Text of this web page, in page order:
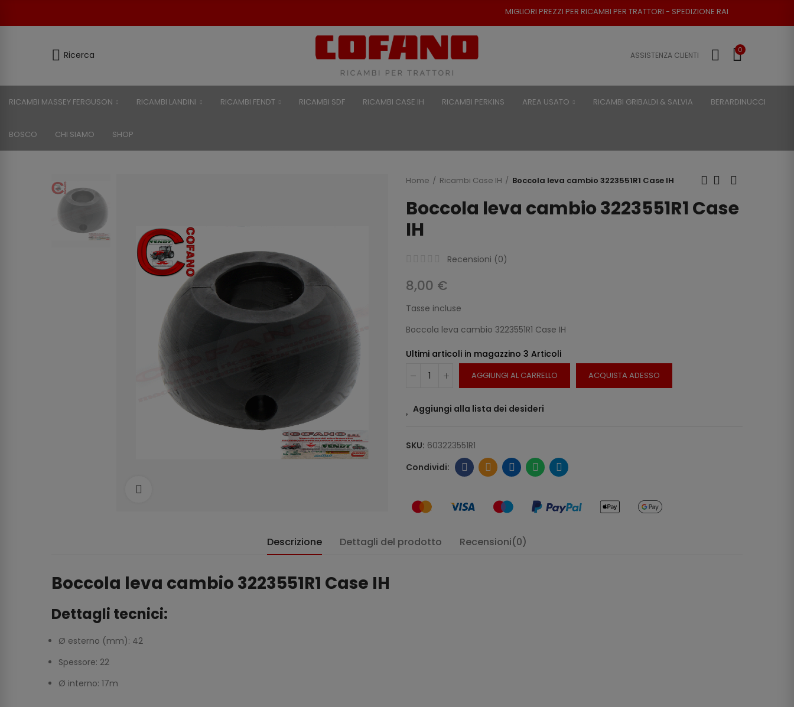
MIGLIORI PREZZI PER RICAMBI PER TRATTORI - SPEDIZIONE RAPIDA - RESO POSSIBILE
Ricerca ASSISTENZA CLIENTI
0
RICAMBI MASSEY FERGUSON RICAMBI LANDINI RICAMBI FENDT RICAMBI SDF RICAMBI CASE IH RICAMBI PERKINS AREA USATO RICAMBI GRIBALDI & SALVIA BERARDINUCCI
BOSCO CHI SIAMO SHOP
Home Ricambi Case IH Boccola leva cambio 3223551R1 Case IH
Boccola leva cambio 3223551R1 Case
IH
Recensioni (0)
8,00 €
Tasse incluse
Boccola leva cambio 3223551R1 Case IH
Ultimi articoli in magazzino 3 Articoli
AGGIUNGI AL CARRELLO ACQUISTA ADESSO
Aggiungi alla lista dei desideri
SKU: 603223551R1
Descrizione Dettagli del prodotto Recensioni(0)
Boccola leva cambio 3223551R1 Case IH
Dettagli tecnici:
Ø esterno (mm): 42
Spessore: 22
Ø interno: 17m